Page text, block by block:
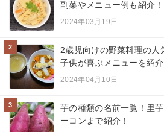
副菜やメニュー例も紹介！
2024年03月19日
2
2歳児向けの野菜料理の人
子供が喜ぶメニューを紹介
2024年04月10日
3
芋の種類の名前一覧！里
ーコンまで紹介！